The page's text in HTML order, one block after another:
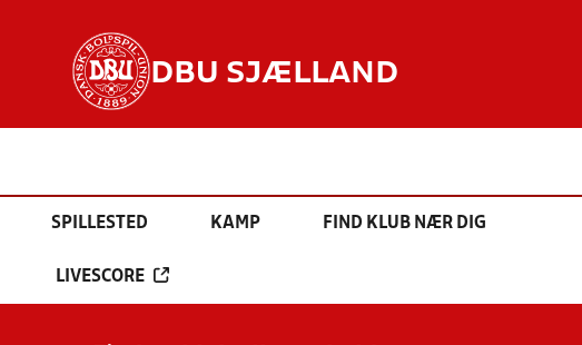
DBU SJÆLLAND
SPILLESTED KAMP FIND KLUB NÆR DIG
LIVESCORE